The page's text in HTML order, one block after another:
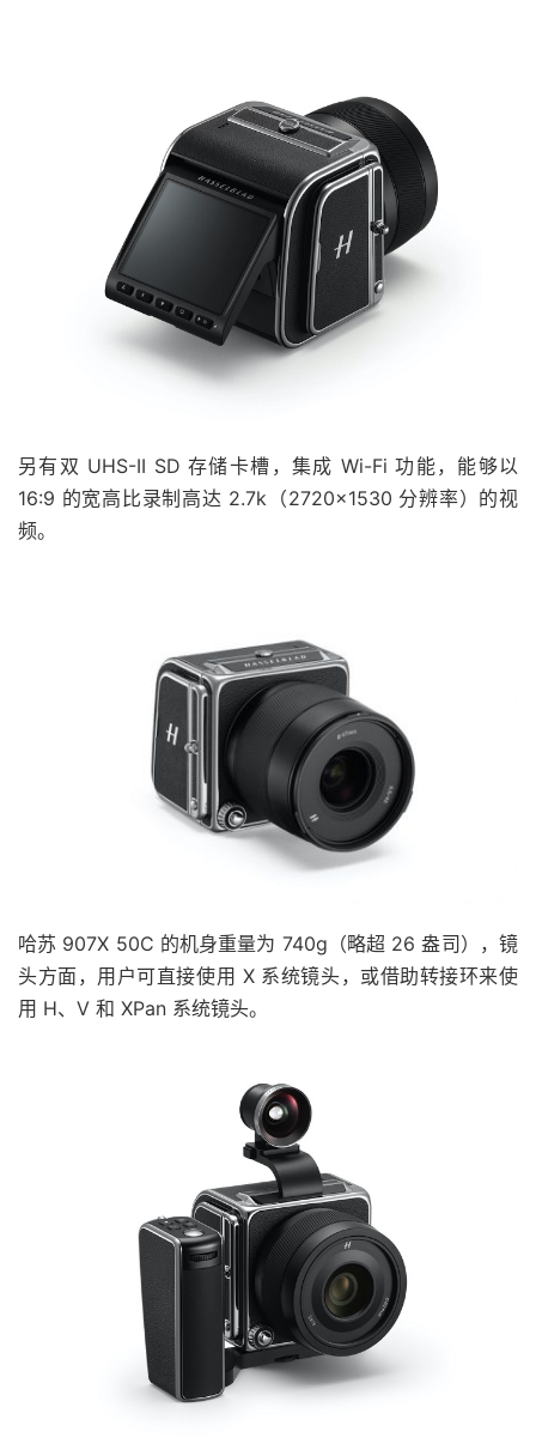
另有双 UHS-II SD 存储卡槽，集成 Wi-Fi 功能，能够以
16:9 的宽高比录制高达 2.7k（2720×1530 分辨率）的视
频。
哈苏 907X 50C 的机身重量为 740g（略超 26 盎司），镜
头方面，用户可直接使用 X 系统镜头，或借助转接环来使
用 H、V 和 XPan 系统镜头。